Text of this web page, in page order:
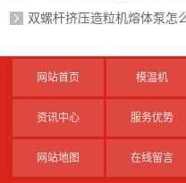
双螺杆挤压造粒机熔体泵怎
网站首页 模温机
资讯中心 服务优势
网站地图 在线留言